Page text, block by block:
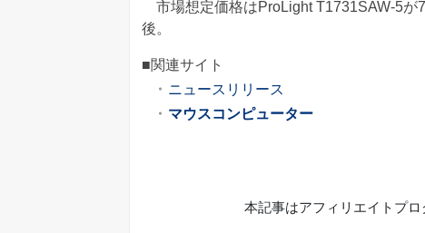
市場想定価格はProLight T1731SAW-5が
後。
■関連サイト
ニュースリリース
マウスコンピューター
本記事はアフィリエイトプ